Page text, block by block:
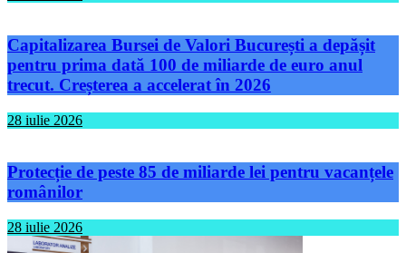
Capitalizarea Bursei de Valori București a depășit
pentru prima dată 100 de miliarde de euro anul
trecut. Creșterea a accelerat în 2026
28 iulie 2026
Protecție de peste 85 de miliarde lei pentru vacanțele
românilor
28 iulie 2026